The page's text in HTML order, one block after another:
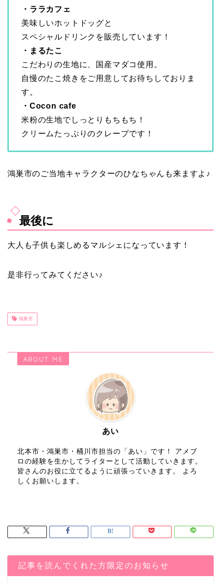
・ララカフェ
美味しいホットドッグと
スペシャルドリンクを販売しています！
・まるたこ
こだわりの生地に、国産マダコ使用。
自慢のたこ焼きをご用意してお待ちしておりま
す。
・Cocon cafe
米粉の生地でしっとりもちもち！
クリームたっぷりのクレープです！
鴻巣市のご当地キャラクターのひなちゃんも来ますよ♪
最後に
大人も子供も楽しめるマルシェになっています！
是非行ってみてください♪
鴻巣市
ABOUT ME
あい
北本市・鴻巣市・桶川市担当の「あい」です！ アメブ
ロの経験を生かしてライターとして活動していきます。
皆さんのお役に立てるように頑張っていきます。 よろ
しくお願いします。
記事を読んでくれた方限定のお知らせ